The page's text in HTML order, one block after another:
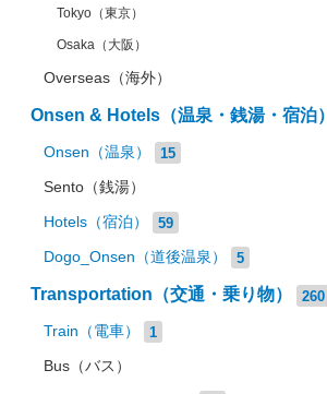
Tokyo（東京）
Osaka（大阪）
Overseas（海外）
Onsen & Hotels（温泉・銭湯・宿泊）
Onsen（温泉） 15
Sento（銭湯）
Hotels（宿泊） 59
Dogo_Onsen（道後温泉） 5
Transportation（交通・乗り物） 260
Train（電車） 1
Bus（バス）